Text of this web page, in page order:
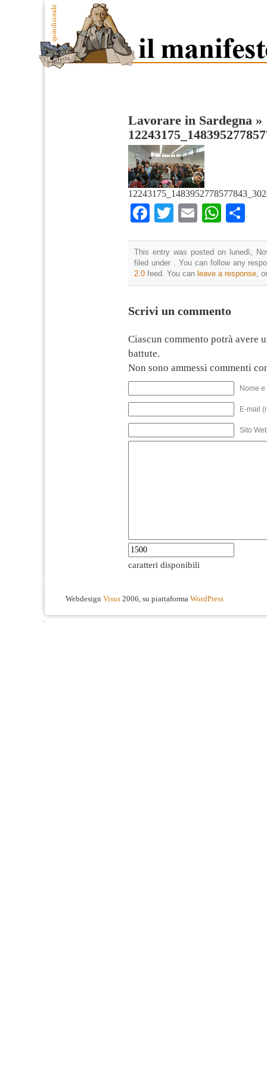
Lavorare in Sardegna »
Facebook
TwitterEmail
This entry was posted on lunedì,
filed under . You can follow any
2.0 feed. You can leave a response,
Scrivi un commento
Ciascun commento potrà avere
battute.
Non sono ammessi commenti
Nome
E-mail
Sito
caratteri disponibili
Webdesign Visus 2006, su piattaforma WordPress